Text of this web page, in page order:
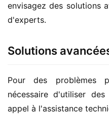
envisagez des solutions
d'experts.
Solutions
Pour des problèmes
nécessaire d'utiliser
appel à l'assistance